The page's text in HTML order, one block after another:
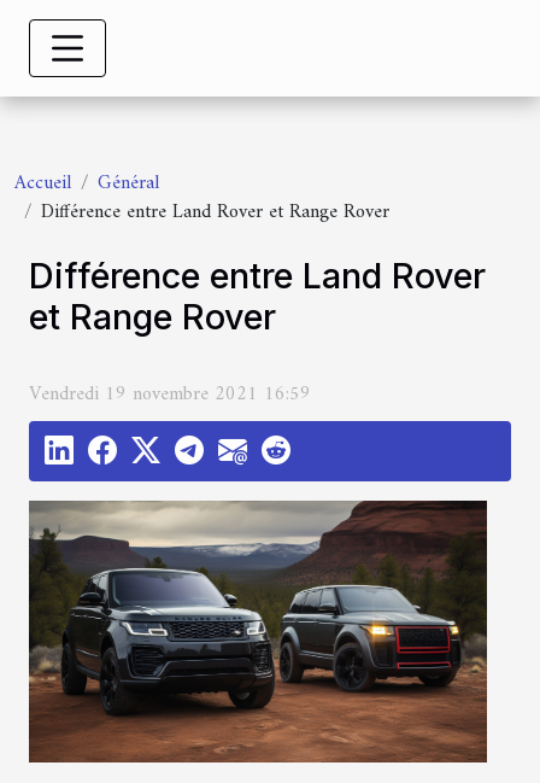
Accueil
Général
Différence entre Land Rover et Range Rover
Différence entre Land Rover
et Range Rover
Vendredi 19 novembre 2021 16:59